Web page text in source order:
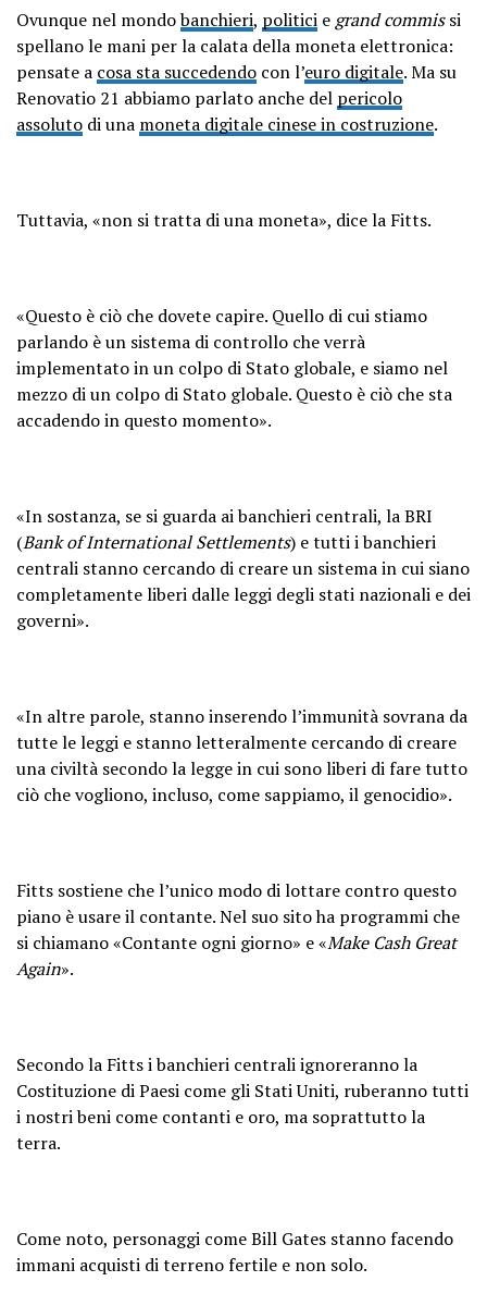
Ovunque nel mondobanchieri, politici e grand commissi
spellano le mani per la calata della moneta elettronica:
pensate a cosa sta succedendo con l’euro digitale. Ma su
Renovatio 21 abbiamo parlato anche del pericolo
assoluto di una moneta digitale cinese in costruzione.
Tuttavia, «non si tratta di una moneta», dice la Fitts.
«Questo è ciò che dovete capire. Quello di cui stiamo
parlando è un sistema di controllo che verrà
implementato in un colpo di Stato globale, e siamo nel
mezzo di un colpo di Stato globale. Questo è ciò che sta
accadendo in questo momento».
«In sostanza, se si guarda ai banchieri centrali, la BRI
(Bank of International Settlements) e tutti i banchieri
centrali stanno cercando di creare un sistema in cui siano
completamente liberi dalle leggi degli stati nazionali e dei
governi».
«In altre parole, stanno inserendo l’immunità sovrana da
tutte le leggi e stanno letteralmente cercando di creare
una civiltà secondo la legge in cui sono liberi di fare tutto
ciò che vogliono, incluso, come sappiamo, il genocidio».
Fitts sostiene che l’unico modo di lottare contro questo
piano è usare il contante. Nel suo sito ha programmi che
si chiamano «Contante ogni giorno» e «Make Cash Great
Again».
Secondo la Fitts i banchieri centrali ignoreranno la
Costituzione di Paesi come gli Stati Uniti, ruberanno tutti
i nostri beni come contanti e oro, ma soprattutto la
terra.
Come noto, personaggi come Bill Gates stanno facendo
immani acquisti di terreno fertile e non solo.